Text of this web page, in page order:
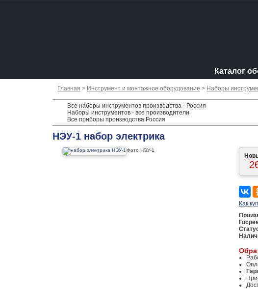
Каталог
Главная > Инструмент и монтажное оборудование > Наборы
Все наборы инструментов производства - Россия
Наборы инструментов - все производители
Все приборы производства Россия
НЭУ-1 набор электрика
Фото НЭУ-1
Как